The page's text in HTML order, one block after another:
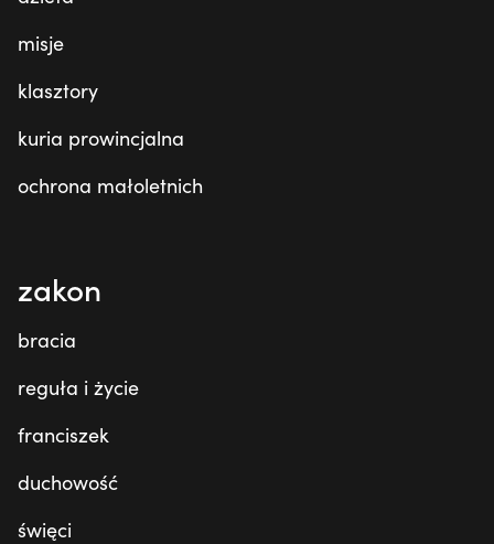
misje
klasztory
kuria prowincjalna
ochrona małoletnich
zakon
bracia
reguła i życie
franciszek
duchowość
święci